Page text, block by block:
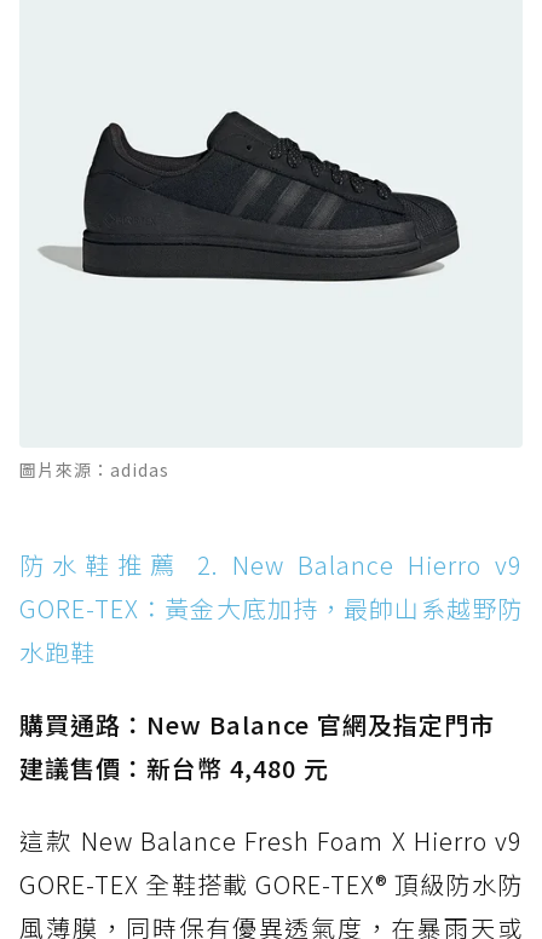
防水鞋推薦 10. PUMA Voyage NITRO™ 4
GORE-TEX：氮氣中底注入，回彈與防滑兼具的
全天候越野跑鞋
防水鞋推薦 11. On Cloudhorizon 2 WP：腳
感軟彈、搭載 Missiongrip™ 的防水輕越野鞋
Boot：馬汀首款雨靴登場，經典八孔加上全防
防水鞋推薦 14. SKECHERS BADGER
WATERPROOF：一踩即穿懶人神器！搭載固特
異大底與全防水厚底健走鞋
防水鞋推薦 15. Brooks Cascadia 19 GTX：注
圖片來源：adidas
防水鞋推薦 2. New Balance Hierro v9
GORE-TEX：黃金大底加持，最帥山系越野防
水跑鞋
購買通路：New Balance 官網及指定門市
建議售價：新台幣 4,480 元
這款 New Balance Fresh Foam X Hierro v9
GORE-TEX 全鞋搭載 GORE-TEX® 頂級防水防
風薄膜，同時保有優異透氣度，在暴雨天或